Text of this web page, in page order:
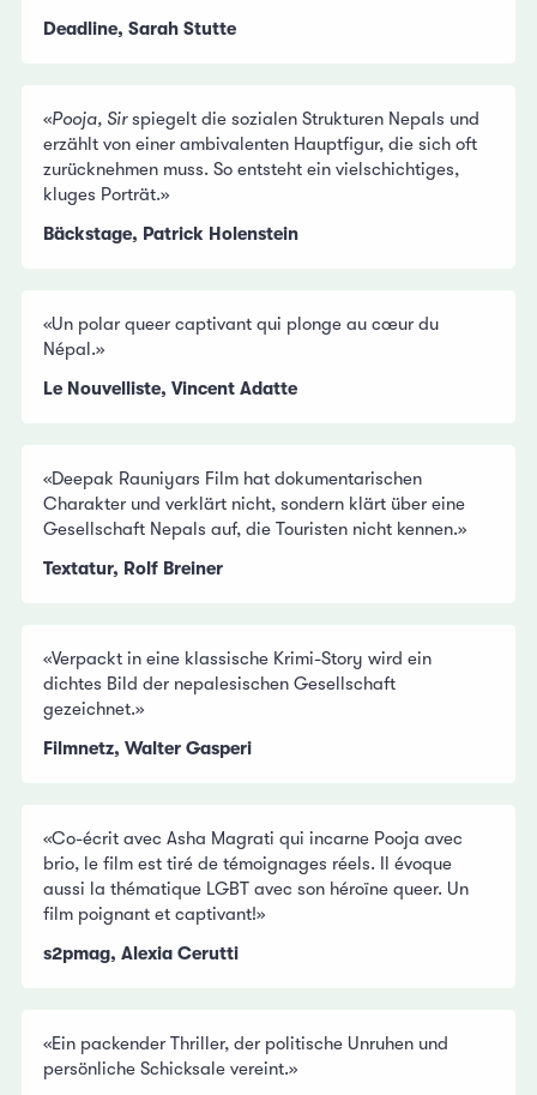
Deadline, Sarah Stutte
«Pooja, Sirspiegelt die sozialen Strukturen Nepals und
erzählt von einer ambivalenten Hauptfigur, die sich oft
zurücknehmen muss. So entsteht ein vielschichtiges,
kluges Porträt.»
Bäckstage, Patrick Holenstein
«Un polar queer captivant qui plonge au cœur du
Népal.»
Le Nouvelliste, Vincent Adatte
«Deepak Rauniyars Film hat dokumentarischen
Charakter und verklärt nicht, sondern klärt über eine
Gesellschaft Nepals auf, die Touristen nicht kennen.»
Textatur, Rolf Breiner
«Verpackt in eine klassische Krimi-Story wird ein
dichtes Bild der nepalesischen Gesellschaft
gezeichnet.»
Filmnetz, Walter Gasperi
«Co-écrit avec Asha Magrati qui incarne Pooja avec
brio, le film est tiré de témoignages réels. Il évoque
aussi la thématique LGBT avec son héroïne queer. Un
film poignant et captivant!»
s2pmag, Alexia Cerutti
«Ein packender Thriller, der politische Unruhen und
persönliche Schicksale vereint.»